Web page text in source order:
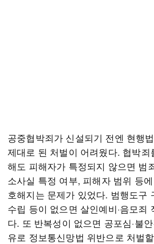
공중협박죄가 신설되기 전엔 현행
제대로 된 처벌이 어려웠다. 협박죄
해도 피해자가 특정되지 않으면 범
소사실 특정 여부, 피해자 범위 등
호해지는 문제가 있었다. 범행도구
수립 등이 없으면 살인예비·음모죄
다. 또 반복성이 없으면 공포심·불
유로 정보통신망법 위반으로 처벌